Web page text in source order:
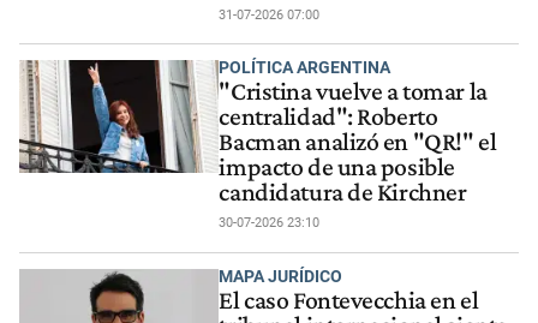
31-07-2026 07:00
POLÍTICA ARGENTINA
"Cristina vuelve a tomar la
centralidad": Roberto
Bacman analizó en "QR!" el
impacto de una posible
candidatura de Kirchner
30-07-2026 23:10
MAPA JURÍDICO
El caso Fontevecchia en el